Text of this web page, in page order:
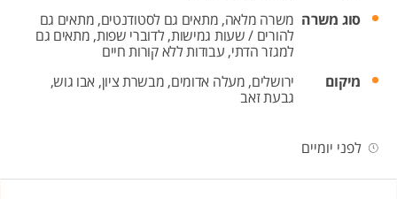
סוג משרה משרה מלאה, מתאים גם לסטודנטים, מתאים גם
להורים / שעות גמישות,לדוברי שפות, מתאים גם
למגזר הדתי, עבודות ללא קורות חיים
מיקום
ירושלים, מעלה אדומים, מבשרת ציון, אבו גוש,
גבעת זאב
לפני יומיים